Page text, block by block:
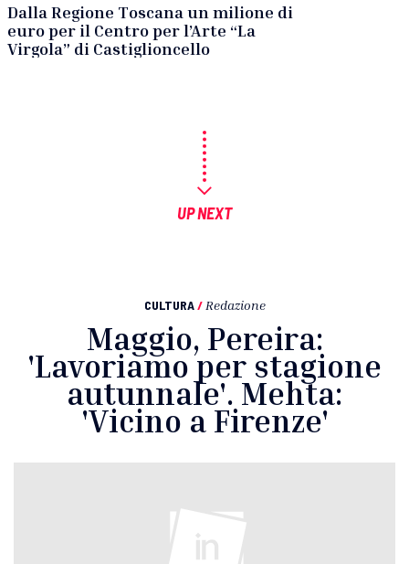
Dalla Regione Toscana un milione di
euro per il Centro per l’Arte “La
Virgola” di Castiglioncello
UP NEXT
CULTURA / Redazione
Maggio, Pereira:
'Lavoriamo per stagione
autunnale'. Mehta:
'Vicino a Firenze'